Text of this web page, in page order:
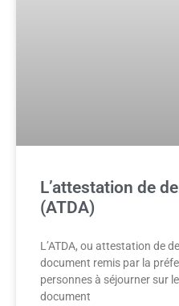
L’attestation de
(ATDA)
L’ATDA, ou attestation de
document remis par la
personnes à séjourner sur
document